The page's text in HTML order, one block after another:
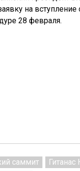
на
28 февраля.
саммит
Гитанас